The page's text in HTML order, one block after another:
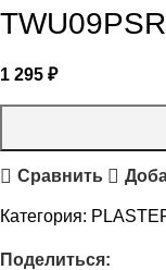
1 295 ₽
Сравнить
Категория:
Поделиться: